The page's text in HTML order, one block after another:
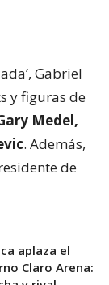
Gabriel
y figuras de
Medel,
. Además,
de
aplaza el
Claro Arena: